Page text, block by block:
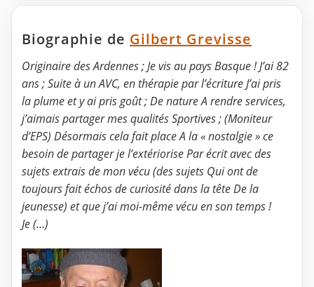
Biographie de Gilbert Grevisse
Originaire des Ardennes ; Je vis au pays Basque ! J’ai 82
ans ; Suite à un AVC, en thérapie par l’écriture J’ai pris
la plume et y ai pris goût ; De nature A rendre services,
j’aimais partager mes qualités Sportives ; (Moniteur
d’EPS) Désormais cela fait place A la « nostalgie » ce
besoin de partager je l’extériorise Par écrit avec des
sujets extrais de mon vécu (des sujets Qui ont de
toujours fait échos de curiosité dans la tête De la
jeunesse) et que j’ai moi-même vécu en son temps !
Je (…)